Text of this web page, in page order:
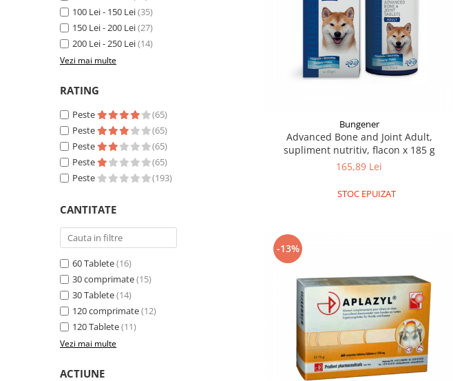
Sampoane si Balsamuri
Servetele Umede
Covorase absorbante
Curatare Ochi
Igiena Interior
Perii si descalcitoare caini
Solutii Atractante si repelente
Custi transport - Pisici
Jucarii Pisici
Lese, Hamuri si Zgarzi
Paturi, perne si cosuri pentru pisici
Recompense Delicioase
100 Lei - 150 Lei(35)
150 Lei - 200 Lei(27)
200 Lei - 250 Lei(14)
Vezi mai multe
RATING
Peste
(65)
Peste
(65)
Peste
(65)
Peste
(65)
Peste
(193)
CANTITATE
60 Tablete(16)
30 comprimate(15)
30 Tablete(14)
120 comprimate(12)
120 Tablete(11)
Vezi mai multe
ACTIUNE
Bungener
Advanced Bone and Joint Adult,
supliment nutritiv, flacon x 185 g
165,89 Lei
STOC EPUIZAT
-13%